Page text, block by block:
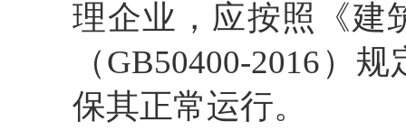
理企业，应按照《建
（GB50400-2016）
保其正常运行。